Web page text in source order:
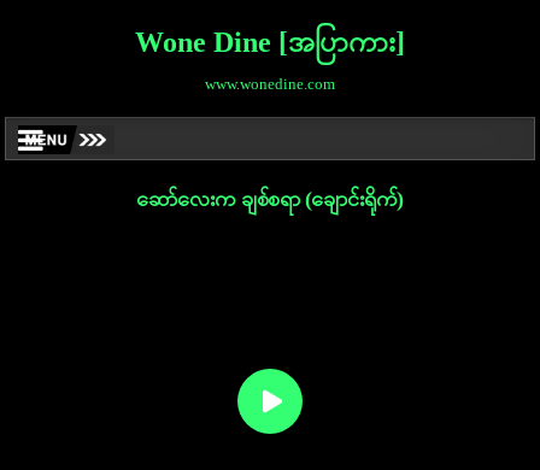
Wone Dine [အပြာကား]
www.wonedine.com
ဆော်လေးက ချစ်စရာ (ချောင်းရိုက်)